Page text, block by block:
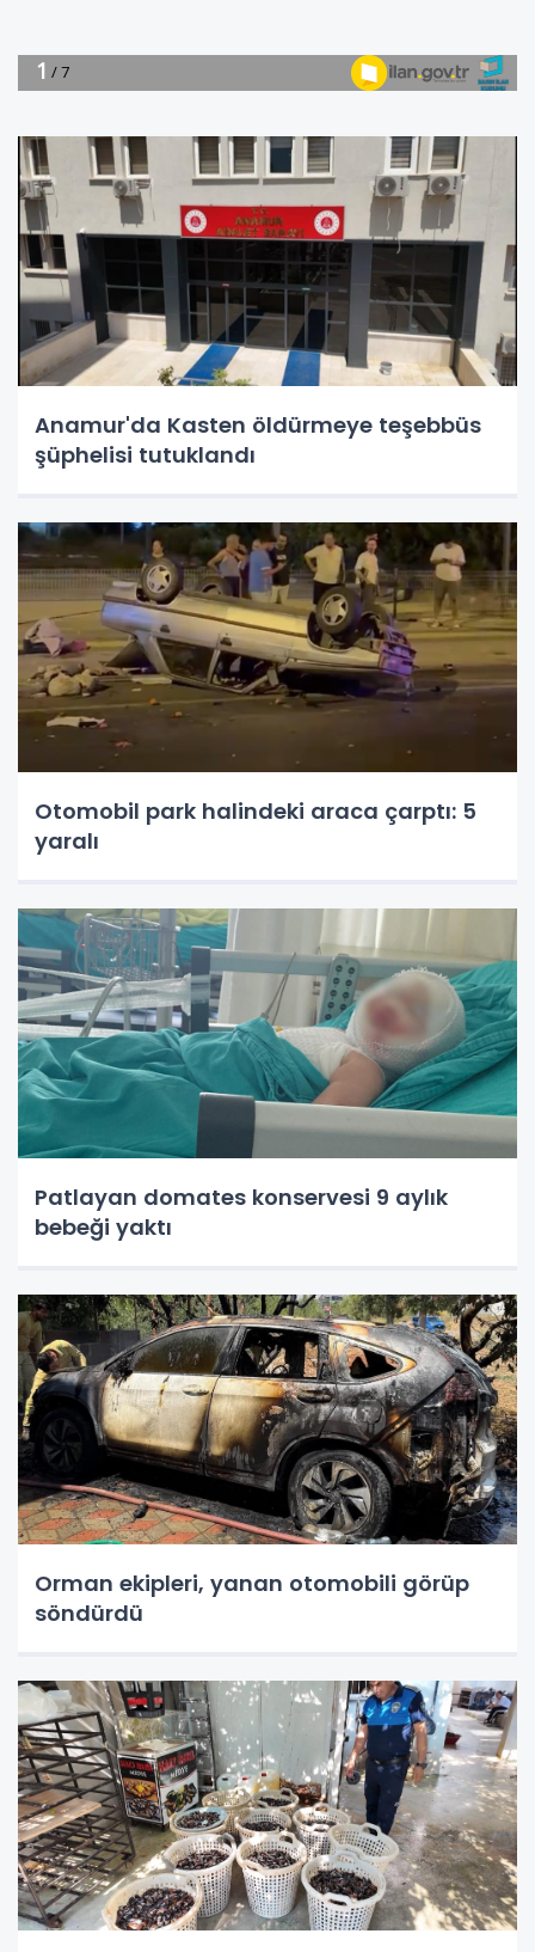
Anamur'da Kasten öldürmeye teşebbüs
şüphelisi tutuklandı
Otomobil park halindeki araca çarptı: 5
yaralı
Patlayan domates konservesi 9 aylık
bebeği yaktı
Orman ekipleri, yanan otomobili görüp
söndürdü